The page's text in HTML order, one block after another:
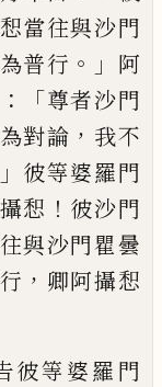
當往與沙門
普行 。」 阿
：「尊者沙門
對論 ， 我不
彼等婆羅門
惒 ！ 彼沙門
與沙門瞿曇
， 卿阿攝惒
彼等婆羅門